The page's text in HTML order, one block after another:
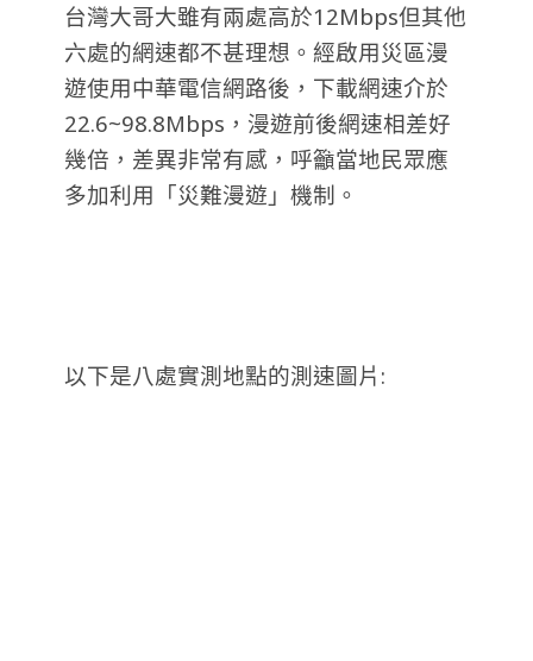
台灣大哥大雖有兩處高於12Mbps但其他
六處的網速都不甚理想。經啟用災區漫
遊使用中華電信網路後，下載網速介於
22.6~98.8Mbps，漫遊前後網速相差好
幾倍，差異非常有感，呼籲當地民眾應
多加利用「災難漫遊」機制。
以下是八處實測地點的測速圖片: